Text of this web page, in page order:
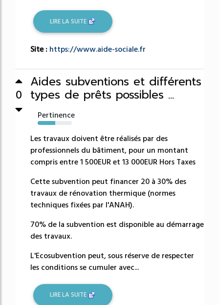
LIRE LA SUITE
Site : https://www.aide-sociale.fr
0
Aides subventions et différents
types de prêts possibles ...
Pertinence
51%
Les travaux doivent être réalisés par des
professionnels du bâtiment, pour un montant
compris entre 1 500EUR et 13 000EUR Hors Taxes
Cette subvention peut financer 20 à 30% des
travaux de rénovation thermique (normes
techniques fixées par l'ANAH).
70% de la subvention est disponible au démarrage
des travaux.
L'Ecosubvention peut, sous réserve de respecter
les conditions se cumuler avec...
LIRE LA SUITE